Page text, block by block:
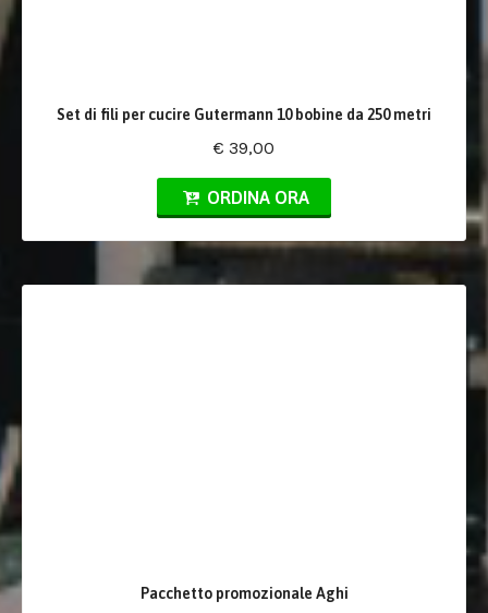
Set di fili per cucire Gutermann 10 bobine da 250 metri
€ 39,00
ORDINA ORA
Pacchetto promozionale Aghi